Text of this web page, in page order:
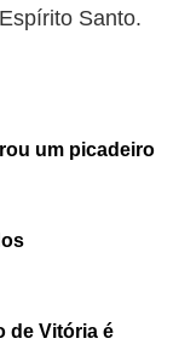
Santo.
um picadeiro
de Vitória é